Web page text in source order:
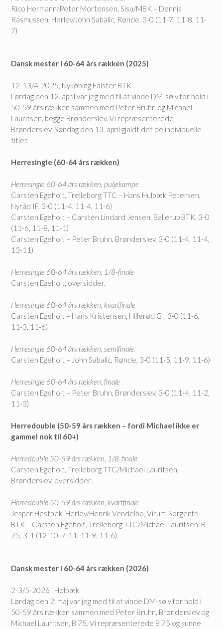
Rico Hermann/Peter Mortensen, Sisu/MBK – Dennis
Rasmussen, Herlev/John Sabalic, Rønde, 3-0 (11-7, 11-8, 11-
7)
Dansk mester i 60-64 års rækken (2025)
12-13/4-2025, Nykøbing Falster BTK
Lørdag den 12. april var jeg med til at vinde DM-sølv for hold i
50-59 års rækken sammen med Peter Bruhn og Michael
Lauritsen, begge Brønderslev. Vi repræsenterede
Brønderslev. Søndag den 13. april gjaldt det de individuelle
titler.
Herresingle (60-64 års rækken)
Herresingle 60-64 års rækken, puljekampe
Carsten Egeholt, Trelleborg TTC – Hans Hulbæk Petersen,
Nyråd IF, 3-0 (11-4, 11-4, 11-6)
Carsten Egeholt – Carsten Lindard Jensen, Ballerup BTK, 3-0
(11-6, 11-8, 11-1)
Carsten Egeholt – Peter Bruhn, Brønderslev, 3-0 (11-4, 11-4,
13-11)
Herresingle 60-64 års rækken, 1/8-finale
Carsten Egeholt, oversidder.
Herresingle 60-64 års rækken, kvartfinale
Carsten Egeholt – Hans Kristensen, Hillerød GI, 3-0 (11-6,
11-3, 11-6)
Herresingle 60-64 års rækken, semifinale
Carsten Egeholt – John Sabalic, Rønde, 3-0 (11-5, 11-9, 11-6)
Herresingle 60-64 års rækken, finale
Carsten Egeholt – Peter Bruhn, Brønderslev, 3-0 (11-4, 11-2,
11-3)
Herredouble (50-59 års rækken – fordi Michael ikke er
gammel nok til 60+)
Herredouble 50-59 års rækken, 1/8-finale
Carsten Egeholt, Trelleborg TTC/Michael Lauritsen,
Brønderslev, oversidder.
Herredouble 50-59 års rækken, kvartfinale
Jesper Hestbek, Herlev/Henrik Vendelbo, Virum-Sorgenfri
BTK – Carsten Egeholt, Trelleborg TTC/Michael Lauritsen, B
75, 3-1 (12-10, 7-11, 11-9, 11-6)
Dansk mester i 60-64 års rækken (2026)
2-3/5-2026 i Holbæk
Lørdag den 2. maj var jeg med til at vinde DM-sølv for hold i
50-59 års rækken sammen med Peter Bruhn, Brønderslev og
Michael Lauritsen, B 75. Vi repræsenterede B 75 og kunne